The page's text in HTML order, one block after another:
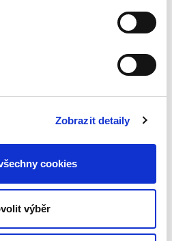
Zobrazit detaily
cookies
výběr
právo a ekonomie
komplexní a detailní
Procesní aspekty
restrukturalizace